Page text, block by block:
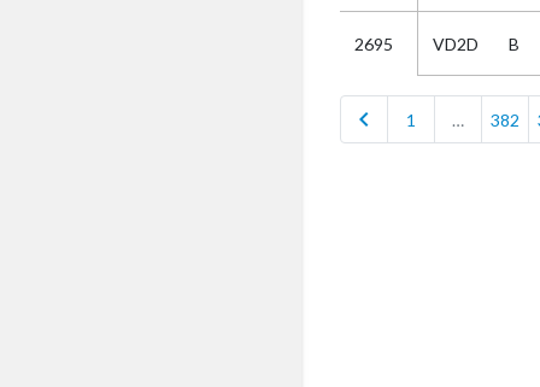
2695 VD2D B
chevron_left 1 … 382